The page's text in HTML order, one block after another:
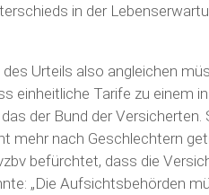
in der
Urteils also angleichen
einheitliche Tarife zu einem
der Bund der Versicherten.
mehr nach Geschlechtern
befürchtet, dass die
„Die Aufsichtsbehörden